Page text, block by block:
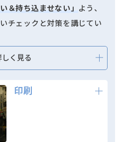
＆持ち込ませない」 よう、
チェックと対策を講じてい
く見る
印刷